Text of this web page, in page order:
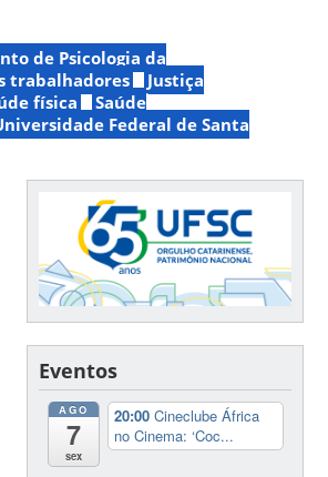
de Psicologia da
trabalhadores
Justiça
física
Saúde
Federal de Santa
Eventos
AGO
7
sex
20:00Cineclube África
no Cinema: ‘Coc...